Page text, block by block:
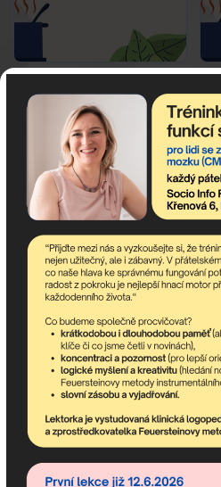
Společné vaření
Celý článek
9 10 11 40 41
Odebírejte
komunitního centra a